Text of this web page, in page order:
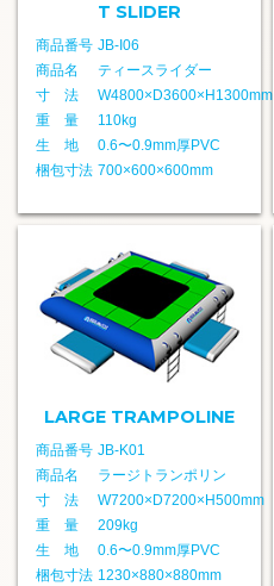
T SLIDER
商品番号 JB-I06
商品名
ティースライダー
寸 法
W4800×D3600×H1300mm
重 量
110kg
生 地
0.6〜0.9mm厚PVC
梱包寸法 700×600×600mm
LARGE TRAMPOLINE
商品番号 JB-K01
商品名
ラージトランポリン
寸 法
W7200×D7200×H500mm
重 量
209kg
生 地
0.6〜0.9mm厚PVC
梱包寸法 1230×880×880mm